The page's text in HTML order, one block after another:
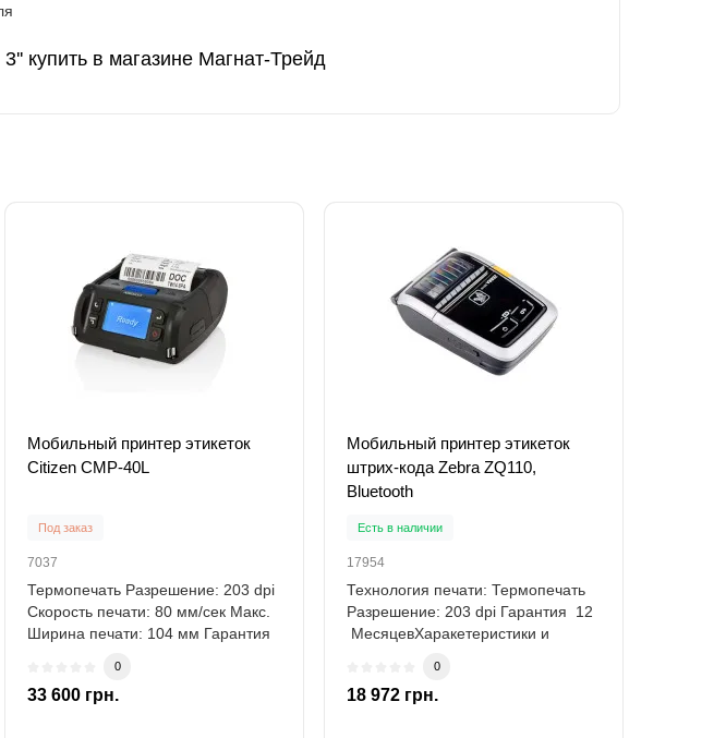
купить в магазине Магнат-Трейд
Мобильный принтер этикеток
Citizen CMP-40L
Под заказ
7037
Термопечать Разрешение: 203 dpi
Скорость печати: 80 мм/сек Макс.
Ширина печати: 104 мм Гарантия
0
33 600 грн.
Мобильный принтер этикеток
штрих-кода Zebra ZQ110,
Bluetooth
Есть в наличии
17954
Технология печати: Термопечать
Разрешение: 203 dpi Гарантия 12
МесяцевХаракетеристики и
0
18 972 грн.